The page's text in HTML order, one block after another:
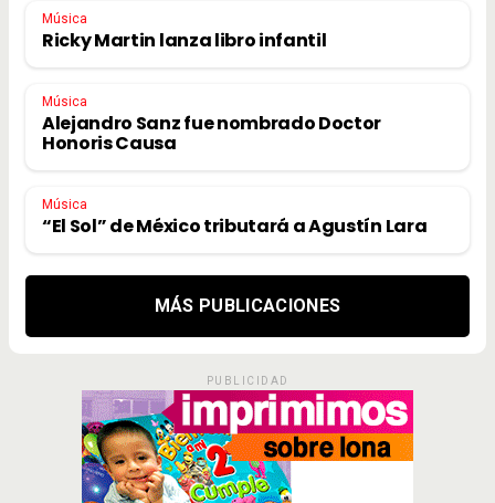
Música
Ricky Martin lanza libro infantil
Música
Alejandro Sanz fue nombrado Doctor
Honoris Causa
Música
“El Sol” de México tributará a Agustín Lara
MÁS PUBLICACIONES
PUBLICIDAD